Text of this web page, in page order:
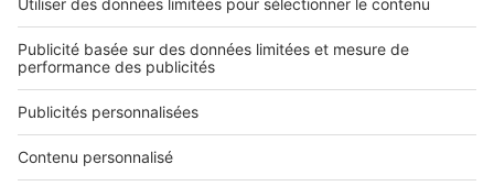
Découvrez nos applications